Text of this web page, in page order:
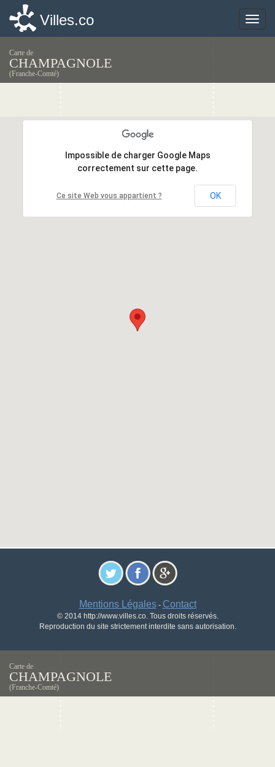
Toggle
Villes.co
Carte de
CHAMPAGNOLE
(Franche-Comté)
Impossible de charger Google Maps
correctement sur cette page.
Ce site Web vous appartient ? OK
Impossible de charger Google Maps
correctement sur cette page.
Ce site Web vous appartient ? OK
Mentions Légales- Contact
© 2014 http://www.villes.co. Tous droits réservés.
Reproduction du site strictement interdite sans autorisation.
Toggle
Villes.co
Carte de
CHAMPAGNOLE
(Franche-Comté)